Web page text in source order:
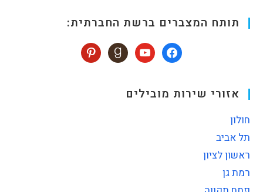
תותח המצברים ברשת החברתית:
אזורי שירות מובילים
חולון
תל אביב
ראשון לציון
רמת גן